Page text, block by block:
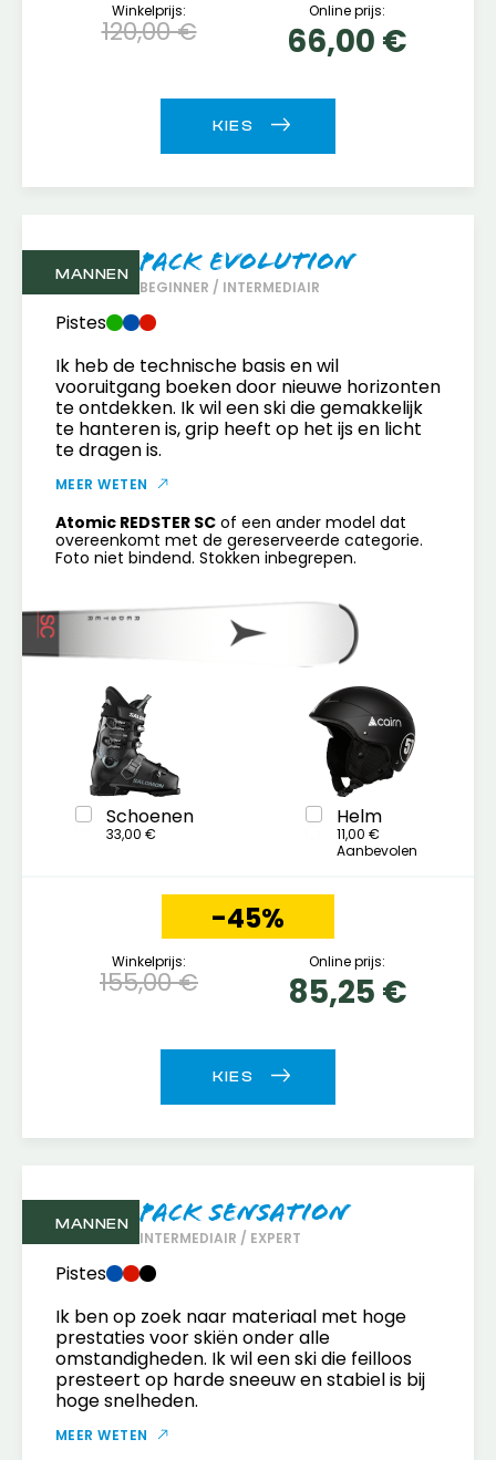
Winkelprijs:
120,00 €
Online prijs:
66,00 €
MANNEN Pack Evolution
BEGINNER / INTERMEDIAIR
Pistes
Ik heb de technische basis en wil
vooruitgang boeken door nieuwe horizonten
te ontdekken. Ik wil een ski die gemakkelijk
te hanteren is, grip heeft op het ijs en licht
te dragen is.
MEER WETEN
Atomic REDSTER SC of een ander model dat
overeenkomt met de gereserveerde categorie.
Foto niet bindend. Stokken inbegrepen.
Schoenen
33,00 €
Helm
11,00 €
Aanbevolen
-45%
Winkelprijs:
155,00 €
Online prijs:
85,25 €
MANNEN Pack Sensation
INTERMEDIAIR / EXPERT
Pistes
Ik ben op zoek naar materiaal met hoge
prestaties voor skiën onder alle
omstandigheden. Ik wil een ski die feilloos
presteert op harde sneeuw en stabiel is bij
hoge snelheden.
MEER WETEN